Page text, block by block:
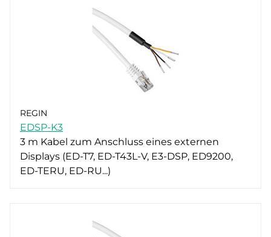
REGIN
EDSP-K3
3 m Kabel zum Anschluss eines externen
Displays (ED-T7, ED-T43L-V, E3-DSP, ED9200,
ED-TERU, ED-RU...)